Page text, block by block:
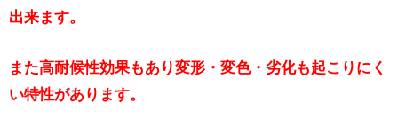
出来ます。
また高耐候性効果もあり変形・変色・劣化も起こりにく
い特性があります。